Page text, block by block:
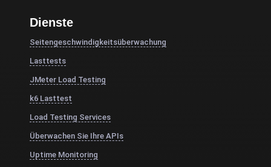
Dienste
Seitengeschwindigkeitsüberwachung
Lasttests
JMeter Load Testing
k6 Lasttest
Load Testing Services
Überwachen Sie Ihre APIs
Uptime Monitoring